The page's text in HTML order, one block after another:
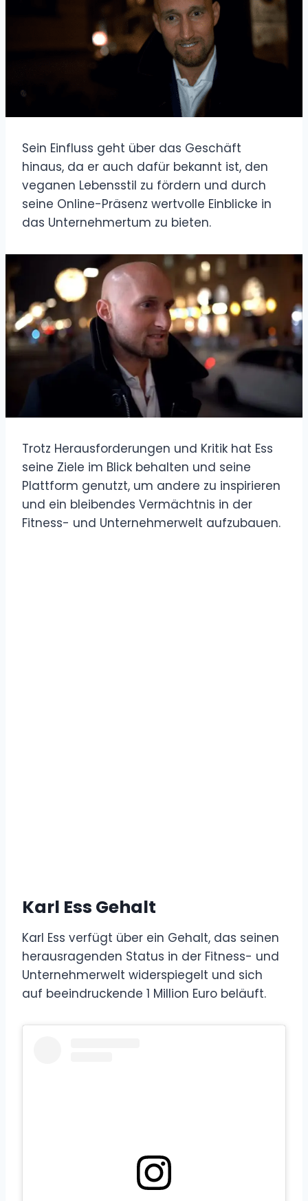
Sein Einfluss geht über das Geschäft
hinaus, da er auch dafür bekannt ist, den
veganen Lebensstil zu fördern und durch
seine Online-Präsenz wertvolle Einblicke in
das Unternehmertum zu bieten.
Trotz Herausforderungen und Kritik hat Ess
seine Ziele im Blick behalten und seine
Plattform genutzt, um andere zu inspirieren
und ein bleibendes Vermächtnis in der
Fitness- und Unternehmerwelt aufzubauen.
Karl Ess Gehalt
Karl Ess verfügt über ein Gehalt, das seinen
herausragenden Status in der Fitness- und
Unternehmerwelt widerspiegelt und sich
auf beeindruckende 1 Million Euro beläuft.